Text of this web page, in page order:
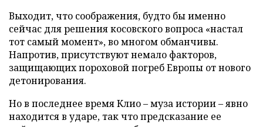
Выходит, что соображения, будто бы именно
сейчас для решения косовского вопроса «настал
тот самый момент», во многом обманчивы.
Напротив, присутствуют немало факторов,
защищающих пороховой погреб Европы от нового
детонирования.
Но в последнее время Клио – муза истории – явно
находится в ударе, так что предсказание ее